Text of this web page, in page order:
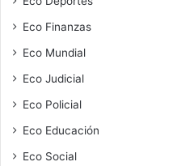
Eco Finanzas
Eco Mundial
Eco Judicial
Eco Policial
Eco Educación
Eco Social